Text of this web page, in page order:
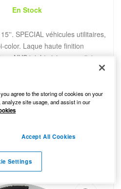
En Stock
SPECIAL véhicules utilitaires,
color. Laque haute finition
NVS 'night vision security' :
une visibilité de nuit pour
se fait par simple
de 4 enjoliveurs en boîte vitrine.
agree to the storing of cookies on your
site usage, and assist in our
Accept All Cookies
Settings